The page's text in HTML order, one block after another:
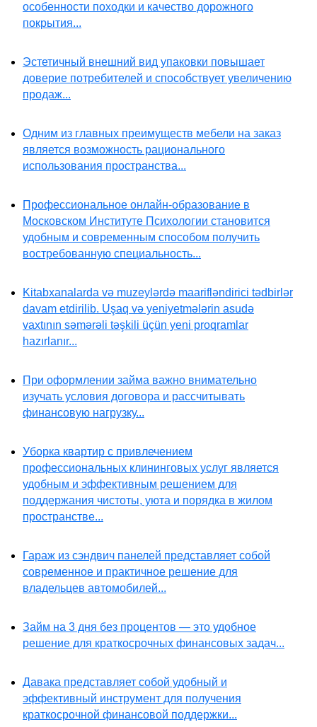
особенности походки и качество дорожного
покрытия...
Эстетичный внешний вид упаковки повышает
доверие потребителей и способствует увеличению
продаж...
Одним из главных преимуществ мебели на заказ
является возможность рационального
использования пространства...
Профессиональное онлайн-образование в
Московском Институте Психологии становится
удобным и современным способом получить
востребованную специальность...
Kitabxanalarda və muzeylərdə maarifləndirici tədbirlər
davam etdirilib. Uşaq və yeniyetmələrin asudə
vaxtının səmərəli təşkili üçün yeni proqramlar
hazırlanır...
При оформлении займа важно внимательно
изучать условия договора и рассчитывать
финансовую нагрузку...
Уборка квартир с привлечением
профессиональных клининговых услуг является
удобным и эффективным решением для
поддержания чистоты, уюта и порядка в жилом
пространстве...
Гараж из сэндвич панелей представляет собой
современное и практичное решение для
владельцев автомобилей...
Займ на 3 дня без процентов — это удобное
решение для краткосрочных финансовых задач...
Давака представляет собой удобный и
эффективный инструмент для получения
краткосрочной финансовой поддержки...